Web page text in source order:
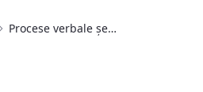
Procese verbale ședințe 2021